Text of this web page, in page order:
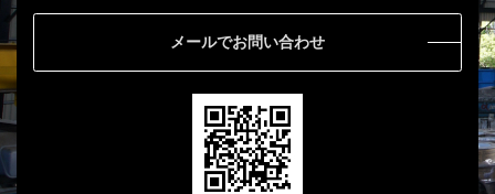
メールでお問い合わせ